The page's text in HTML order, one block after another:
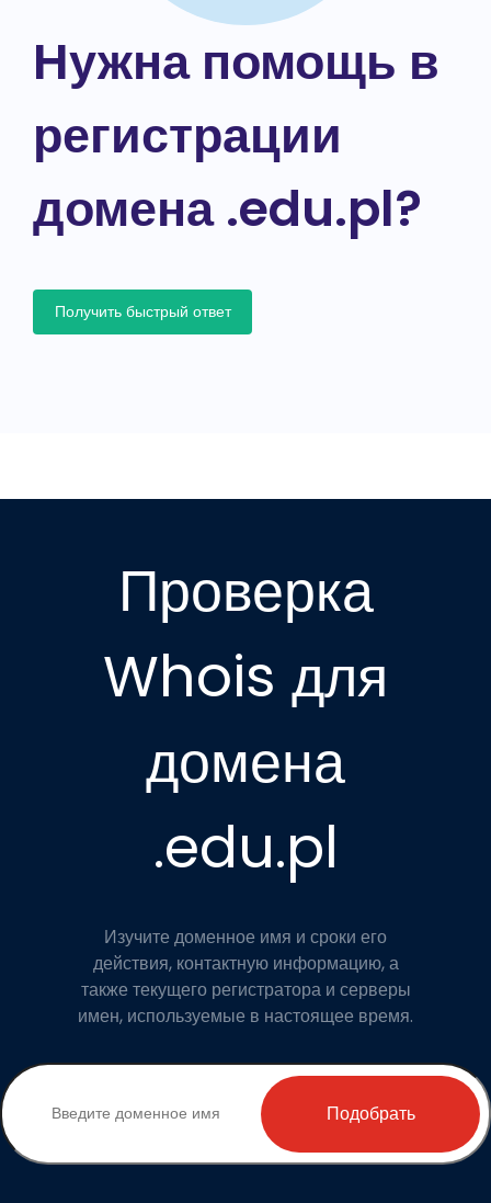
Нужна помощь в
регистрации
домена .edu.pl?
Получить быстрый ответ
Проверка
Whois для
домена
.edu.pl
Изучите доменное имя и сроки его
действия, контактную информацию, а
также текущего регистратора и серверы
имен, используемые в настоящее время.
Подобрать